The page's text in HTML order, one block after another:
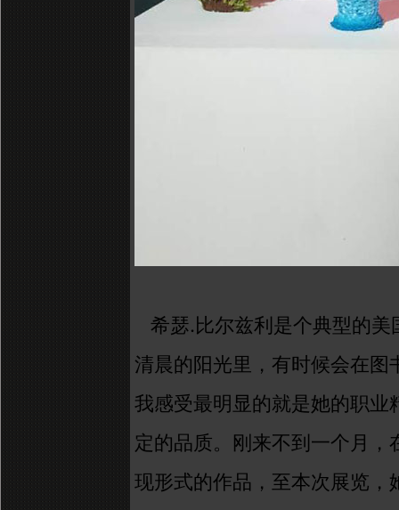
希瑟. 比尔兹利 是个典型的美
清晨的阳光里，有时候会在图
我感受最明显的就是她的职业
定的品质。刚来不到一个月
现形式的作品 ， 至本次展览，